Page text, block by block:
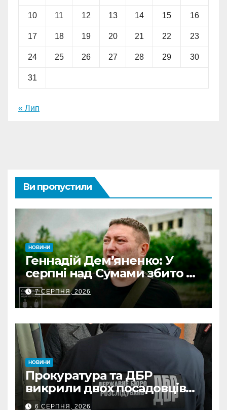
10 11 12 13 14 15 16
17 18 19 20 21 22 23
24 25 26 27 28 29 30
31
« Лип
Ви пропустили
НОВИНИ
Геннадій Дем’яненко: У
серпні над Сумами збито 6
КАБів
7 СЕРПНЯ, 2026
НОВИНИ
Прокуратура та ДБР
викрили двох посадовців
ДПС Сумщини на вимаганні
6 СЕРПНЯ, 2026